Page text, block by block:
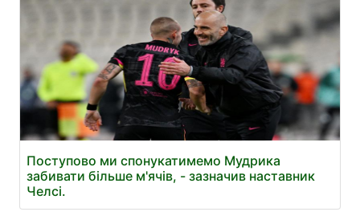
Поступово ми спонукатимемо Мудрика
забивати більше м'ячів, - зазначив наставник
Челсі.